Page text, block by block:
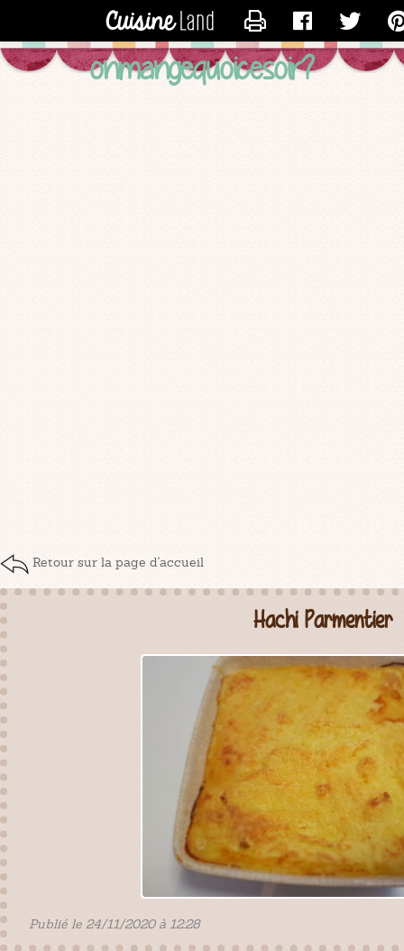
onmangequoicesoir?
Retour sur la page d'accueil
Hachi Parmentier
Publié le 24/11/2020 à 12:28
CONTACTER LOGSTE